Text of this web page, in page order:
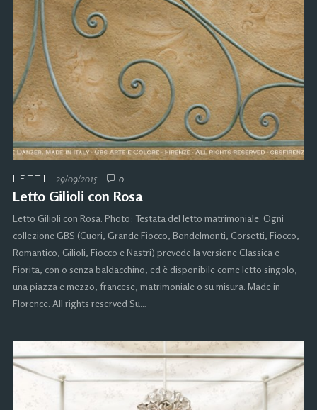
LETTI 29/09/2015 0
Letto Gilioli con Rosa
Letto Gilioli con Rosa. Photo: Testata del letto matrimoniale. Ogni
collezione GBS (Cuori, Grande Fiocco, Bondelmonti, Corsetti, Fiocco,
Romantico, Gilioli, Fiocco e Nastri) prevede la versione Classica e
Fiorita, con o senza baldacchino, ed è disponibile come letto singolo,
una piazza e mezzo, francese, matrimoniale o su misura. Made in
Florence. All rights reserved Su…